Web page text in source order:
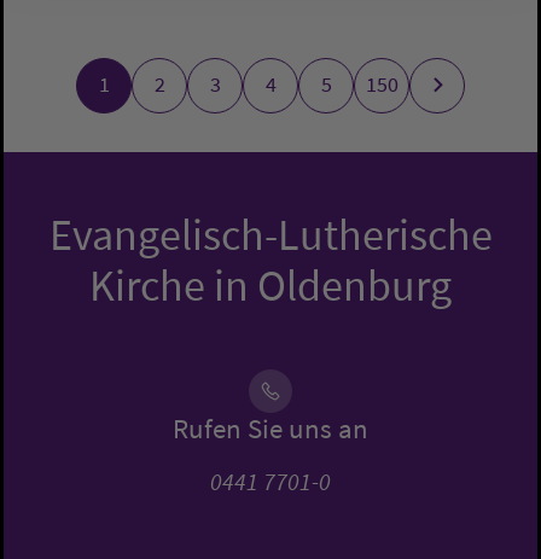
1 2 3 4 5 150
Evangelisch-Lutherische
Kirche in Oldenburg
Rufen Sie uns an
0441 7701-0